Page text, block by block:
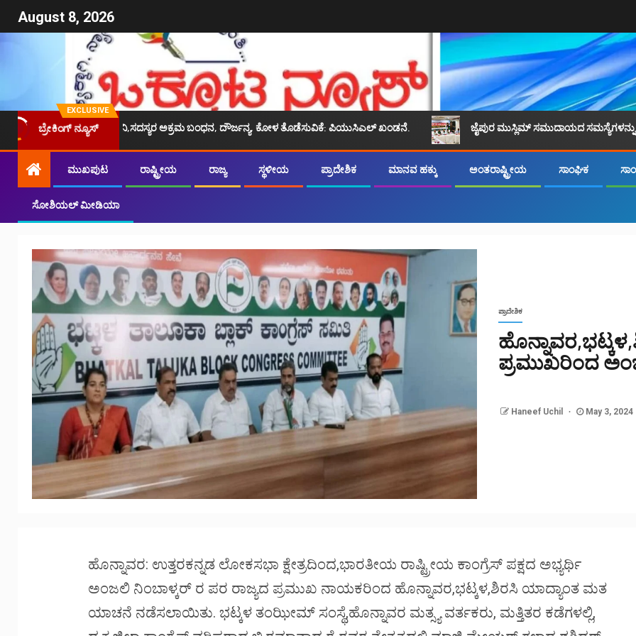
August 8, 2026
EXCLUSIVE
ಬ್ರೇಕಿಂಗ್ ನ್ಯೂಸ್
ಪರ ದ್ವನಿ,ಸದಸ್ಯರ ಅಕ್ರಮ ಬಂಧನ, ದೌರ್ಜನ್ಯ, ಕೋಳ ತೊಡೆಸುವಿಕೆ: ಪಿಯುಸಿಎಲ್ ಖಂಡನೆ. ಜೈಪುರ ಮುಸ್ಲಿಮ್ ಸಮುದಾಯದ ಸಮಸ್ಯೆಗಳನ್ನು ಪರಿಹರಿಸಲು
ಮುಖಪುಟ ರಾಷ್ಟ್ರೀಯ ರಾಜ್ಯ ಸ್ಥಳೀಯ ಪ್ರಾದೇಶಿಕ ಮಾನವ ಹಕ್ಕು ಅಂತರಾಷ್ಟ್ರೀಯ ಸಾಂಘಿಕ
ಸೋಶಿಯಲ್ ಮೀಡಿಯಾ
ಪ್ರಾದೇಶಿಕ
ಪ್ರಮುಖರಿಂದ
Haneef Uchil May 3, 2024
ಹೊನ್ನಾವರ: ಉತ್ತರಕನ್ನಡ ಲೋಕಸಭಾ ಕ್ಷೇತ್ರದಿಂದ,ಭಾರತೀಯ ರಾಷ್ಟ್ರೀಯ ಕಾಂಗ್ರೆಸ್ ಪಕ್ಷದ ಅಭ್ಯರ್ಥಿ
ಅಂಜಲಿ ನಿಂಬಾಳ್ಕರ್ ರ ಪರ ರಾಜ್ಯದ ಪ್ರಮುಖ ನಾಯಕರಿಂದ ಹೊನ್ನಾವರ,ಭಟ್ಕಳ,ಶಿರಸಿ ಯಾದ್ಯಾಂತ ಮತ
ಯಾಚನೆ ನಡೆಸಲಾಯಿತು. ಭಟ್ಕಳ ತಂಝೀಮ್ ಸಂಸ್ಥೆ,ಹೊನ್ನಾವರ ಮತ್ಸ್ಯ ವರ್ತಕರು, ಮತ್ತಿತರ ಕಡೆಗಳಲ್ಲಿ,